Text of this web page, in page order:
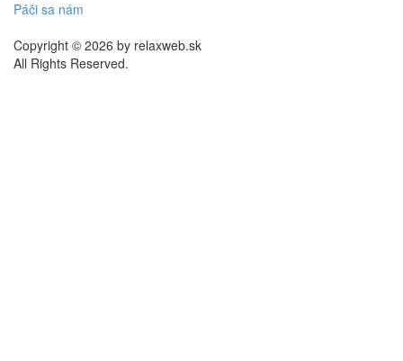
Páči sa nám
Copyright © 2026 by relaxweb.sk
All Rights Reserved.